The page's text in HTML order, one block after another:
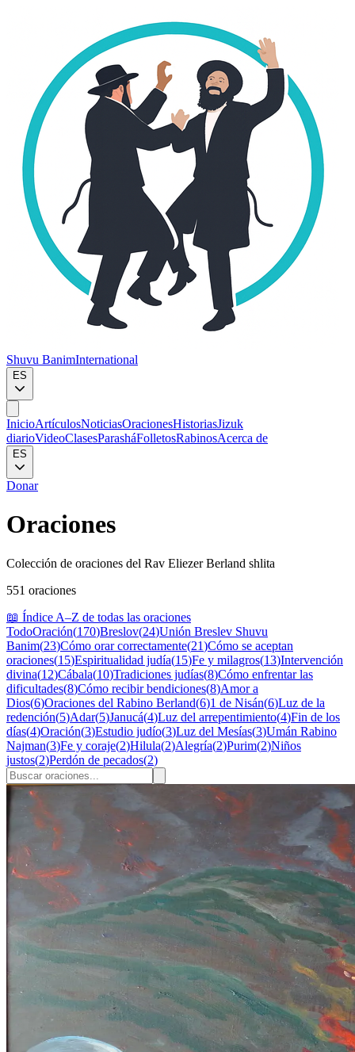
Shuvu BanimInternational
ES
InicioArtículosNoticiasOracionesHistoriasJizuk
diarioVideoClasesParasháFolletosRabinosAcerca de
ES
Donar
Oraciones
Colección de oraciones del Rav Eliezer Berland shlita
551 oraciones
📖 Índice A–Z de todas las oraciones
TodoOración(170)Breslov(24)Unión Breslev Shuvu
Banim(23)Cómo orar correctamente(21)Cómo se aceptan
oraciones(15)Espiritualidad judía(15)Fe y milagros(13)Intervención
divina(12)Cábala(10)Tradiciones judías(8)Cómo enfrentar las
dificultades(8)Cómo recibir bendiciones(8)Amor a
Dios(6)Oraciones del Rabino Berland(6)1 de Nisán(6)Luz de la
redención(5)Adar(5)Janucá(4)Luz del arrepentimiento(4)Fin de los
días(4)Oración(3)Estudio judío(3)Luz del Mesías(3)Umán Rabino
Najman(3)Fe y coraje(2)Hilula(2)Alegría(2)Purim(2)Niños
justos(2)Perdón de pecados(2)